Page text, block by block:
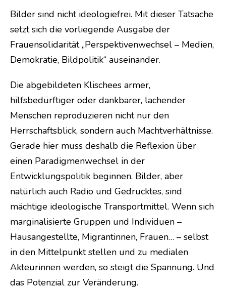
Bilder sind nicht ideologiefrei. Mit dieser Tatsache
setzt sich die vorliegende Ausgabe der
Frauensolidarität „Perspektivenwechsel – Medien,
Demokratie, Bildpolitik“ auseinander.
Die abgebildeten Klischees armer,
hilfsbedürftiger oder dankbarer, lachender
Menschen reproduzieren nicht nur den
Herrschaftsblick, sondern auch Machtverhältnisse.
Gerade hier muss deshalb die Reflexion über
einen Paradigmenwechsel in der
Entwicklungspolitik beginnen. Bilder, aber
natürlich auch Radio und Gedrucktes, sind
mächtige ideologische Transportmittel. Wenn sich
marginalisierte Gruppen und Individuen –
Hausangestellte, Migrantinnen, Frauen… – selbst
in den Mittelpunkt stellen und zu medialen
Akteurinnen werden, so steigt die Spannung. Und
das Potenzial zur Veränderung.